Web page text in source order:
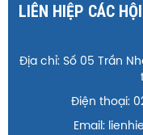
LIÊN HIỆP CÁC
Địa chỉ: Số 05 Trần
Điện thoại:
Email: